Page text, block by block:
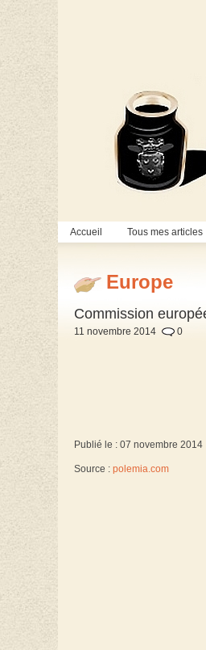
Accueil Tous mes articles
Europe
Commission
11 novembre 2014 0
Publié le : 07 novembre 2014
Source : polemia.com